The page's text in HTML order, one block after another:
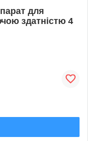
для
здатністю 4